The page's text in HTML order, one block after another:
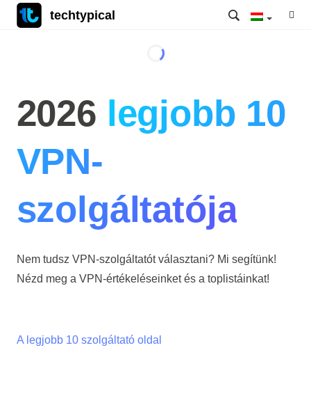
techtypical
2026 legjobb 10
VPN-
szolgáltatója
Nem tudsz VPN-szolgáltatót választani? Mi segítünk!
Nézd meg a VPN-értékeléseinket és a toplistáinkat!
A legjobb 10 szolgáltató oldal